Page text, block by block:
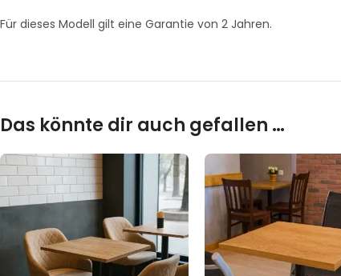
Für dieses Modell gilt eine Garantie von 2 Jahren.
Das könnte dir auch gefallen …